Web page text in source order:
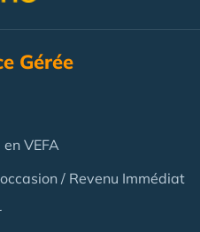
Gérée
VEFA
/ Revenu Immédiat